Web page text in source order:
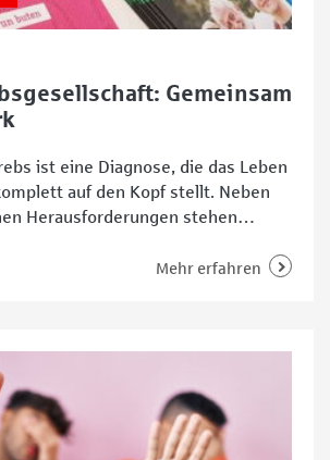
Gemeinsam
ist eine Diagnose, die das Leben
auf den Kopf stellt. Neben
Herausforderungen stehen
und emotionalen Belastungen. In
Mehr erfahren